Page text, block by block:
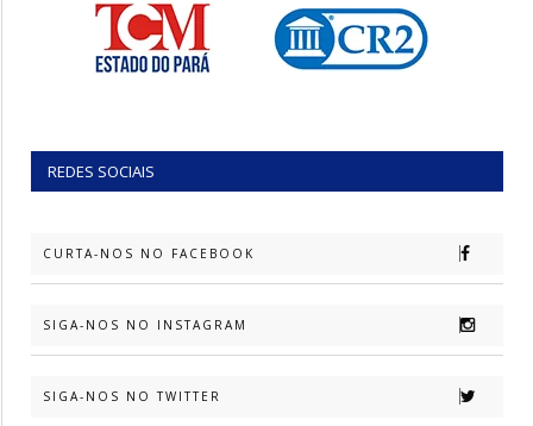
REDES SOCIAIS
CURTA-NOS NO FACEBOOK
SIGA-NOS NO INSTAGRAM
SIGA-NOS NO TWITTER